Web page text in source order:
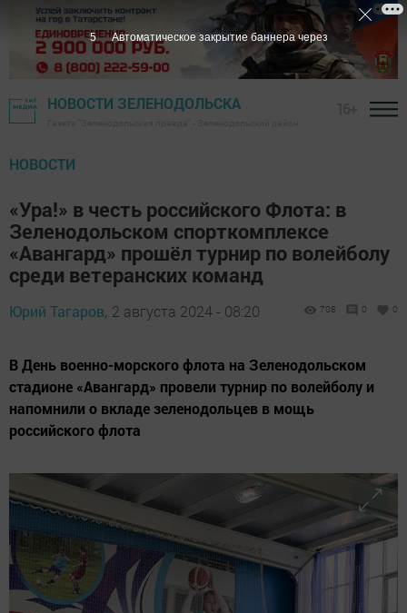
НОВОСТИ ЗЕЛЕНОДОЛЬСКА
НОВОСТИ
«Ура!» в честь российского Флота: в
Зеленодольском спорткомплексе
«Авангард» прошёл турнир по волейболу
среди ветеранских команд
Юрий Тагаров, 2 августа 2024 - 08:20 708 0 0
В День военно-морского флота на Зеленодольском
стадионе «Авангард» провели турнир по волейболу и
напомнили о вкладе зеленодольцев в мощь
российского флота
4 Автоматическое закрытие баннера через